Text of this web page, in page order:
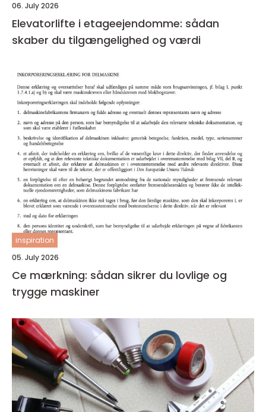
06. July 2026
Elevatorlifte i etageejendomme: sådan
skaber du tilgængelighed og værdi
inspiration
05. July 2026
Ce mærkning: sådan sikrer du lovlige og
trygge maskiner